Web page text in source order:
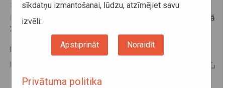
31. janvāris 2024
Informāciju par braukšanas ierobežojumiem Horvātijā
2024.gadā skatīt zemāk pie
PAPILDU INFORMĀCIJA:
sīkdatņu izmantošanai, lūdzu, atzīmējiet savu
izvēli:
Apstiprināt Noraidīt
Privātuma politika